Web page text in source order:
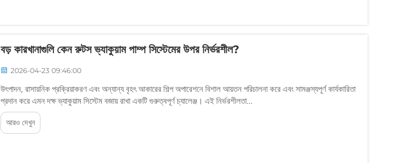
বড় কারখানাগুলি কেন রুটস ভ্যাকুয়াম পাম্প সিস্টেমের উপর নির্ভরশীল?
2026-04-23 09:46:00
উৎপাদন, রাসায়নিক প্রক্রিয়াকরণ এবং অন্যান্য বৃহৎ আকারের শিল্প অপারেশনে বিশাল আয়তন পরিচালনা করে এবং সামঞ্জস্যপূর্ণ কার্যকারিতা
প্রদান করে এমন দক্ষ ভ্যাকুয়াম সিস্টেম বজায় রাখা একটি গুরুত্বপূর্ণ চ্যালেঞ্জ। এই নির্ভরশীলতা...
আরও দেখুন